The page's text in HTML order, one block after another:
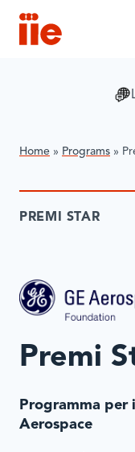
IIE
Home » Programs »
PREMI STAR
Premi
Programma per
Aerospace